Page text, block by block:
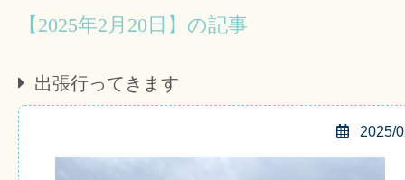
【2025年2月20日】の記事
出張行ってきます
2025/